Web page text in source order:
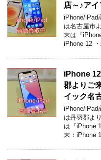
店～♪ア
iPhone/iPad
は名古屋市
末は『
iPhone 12
iPhone
郡よりご
イック名
iPhone/iPad
は丹羽郡よ
は『iPhone
末：iPhone